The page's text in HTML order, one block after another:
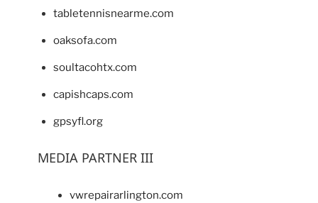
tabletennisnearme.com
oaksofa.com
soultacohtx.com
capishcaps.com
gpsyfl.org
MEDIA PARTNER III
vwrepairarlington.com